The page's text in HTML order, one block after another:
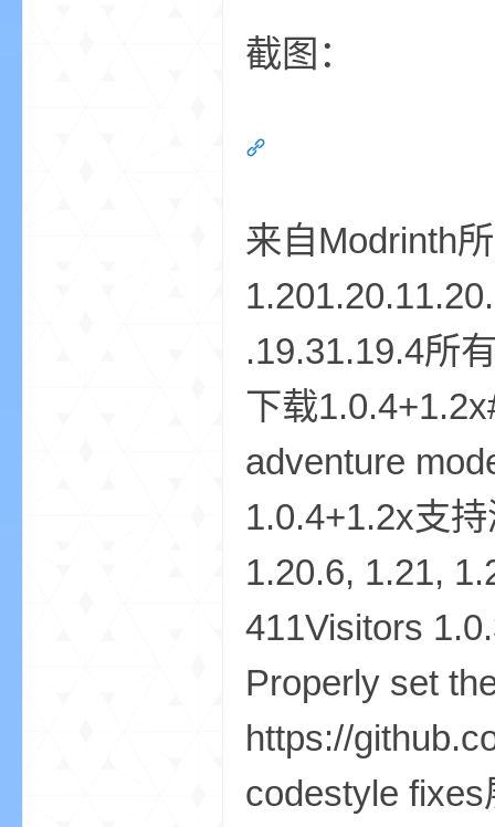
截图：
来自Modrinth
.19.31.19.4所
下载
adventure
1.0.4+1.2x支
1.20.6, 1.21,
411Visitors
Properly set
https://
codestyle